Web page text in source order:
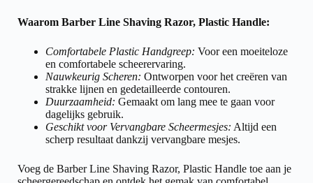
Waarom Barber Line Shaving Razor, Plastic Handle:
Comfortabele Plastic Handgreep: Voor een moeiteloze
en comfortabele scheerervaring.
Nauwkeurig Scheren: Ontworpen voor het creëren van
strakke lijnen en gedetailleerde contouren.
Duurzaamheid: Gemaakt om lang mee te gaan voor
dagelijks gebruik.
Geschikt voor Vervangbare Scheermesjes: Altijd een
scherp resultaat dankzij vervangbare mesjes.
Voeg de Barber Line Shaving Razor, Plastic Handle toe aan je